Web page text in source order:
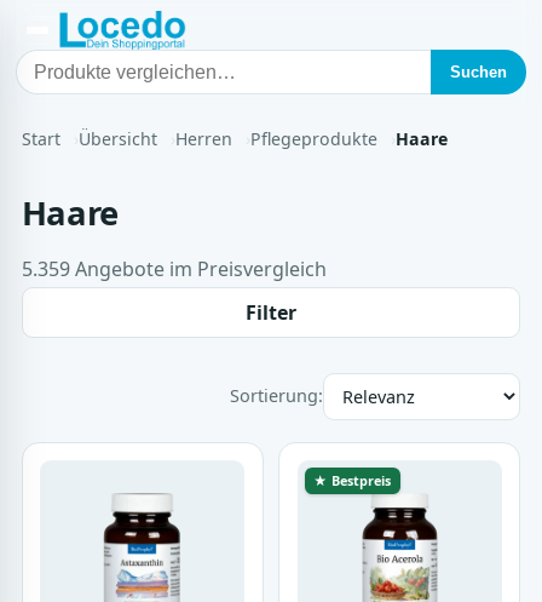
Suchen
Start Übersicht Herren Pflegeprodukte Haare
Haare
5.359 Angebote im Preisvergleich
Filter
Sortierung:
★ Bestpreis